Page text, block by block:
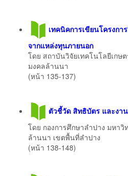
เทคนิคการเขียนโครงก
จากแหล่งทุนภายนอก
โดย สถาบันวิจัยเทคโนโลยีเกษ
มงคลล้านนา
(หน้า 135-137)
ตัวชี้วัด สิทธิบัตร และงา
โดย กองการศึกษาลำปาง มหา
ล้านนา เขตพื้นที่ลำปาง
(หน้า 138-148)